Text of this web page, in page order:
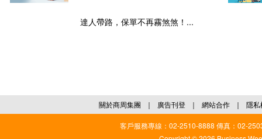
達人帶路，保單不再霧煞煞！...
關於商周集團 ｜ 廣告刊登 ｜ 網站合作 ｜ 隱私
客戶服務專線：02-2510-8888 傳真：02-